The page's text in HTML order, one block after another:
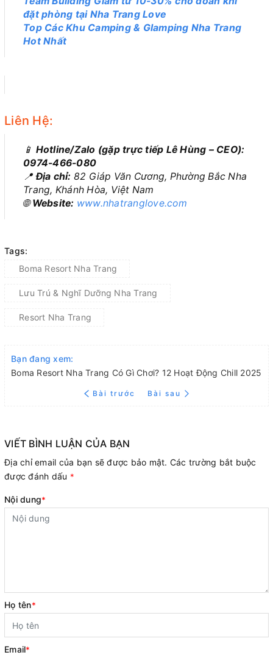
đặt phòng tại Nha Trang Love
Top Các Khu Camping & Glamping Nha Trang
Hot Nhất
Liên Hệ:
📱 Hotline/Zalo (gặp trực tiếp Lê Hùng – CEO):
0974-466-080
📍Địa chỉ: 82 Giáp Văn Cương, Phường Bắc Nha
Trang, Khánh Hòa, Việt Nam
🌐Website: www.nhatranglove.com
Tags:
Boma Resort Nha Trang
Lưu Trú & Nghĩ Dưỡng Nha Trang
Resort Nha Trang
Bạn đang xem:
Boma Resort Nha Trang Có Gì Chơi? 12 Hoạt Động Chill 2025
Bài trước Bài sau
VIẾT BÌNH LUẬN CỦA BẠN
Địa chỉ email của bạn sẽ được bảo mật. Các trường bắt buộc
được đánh dấu *
Nội dung*
Họ tên*
Email*